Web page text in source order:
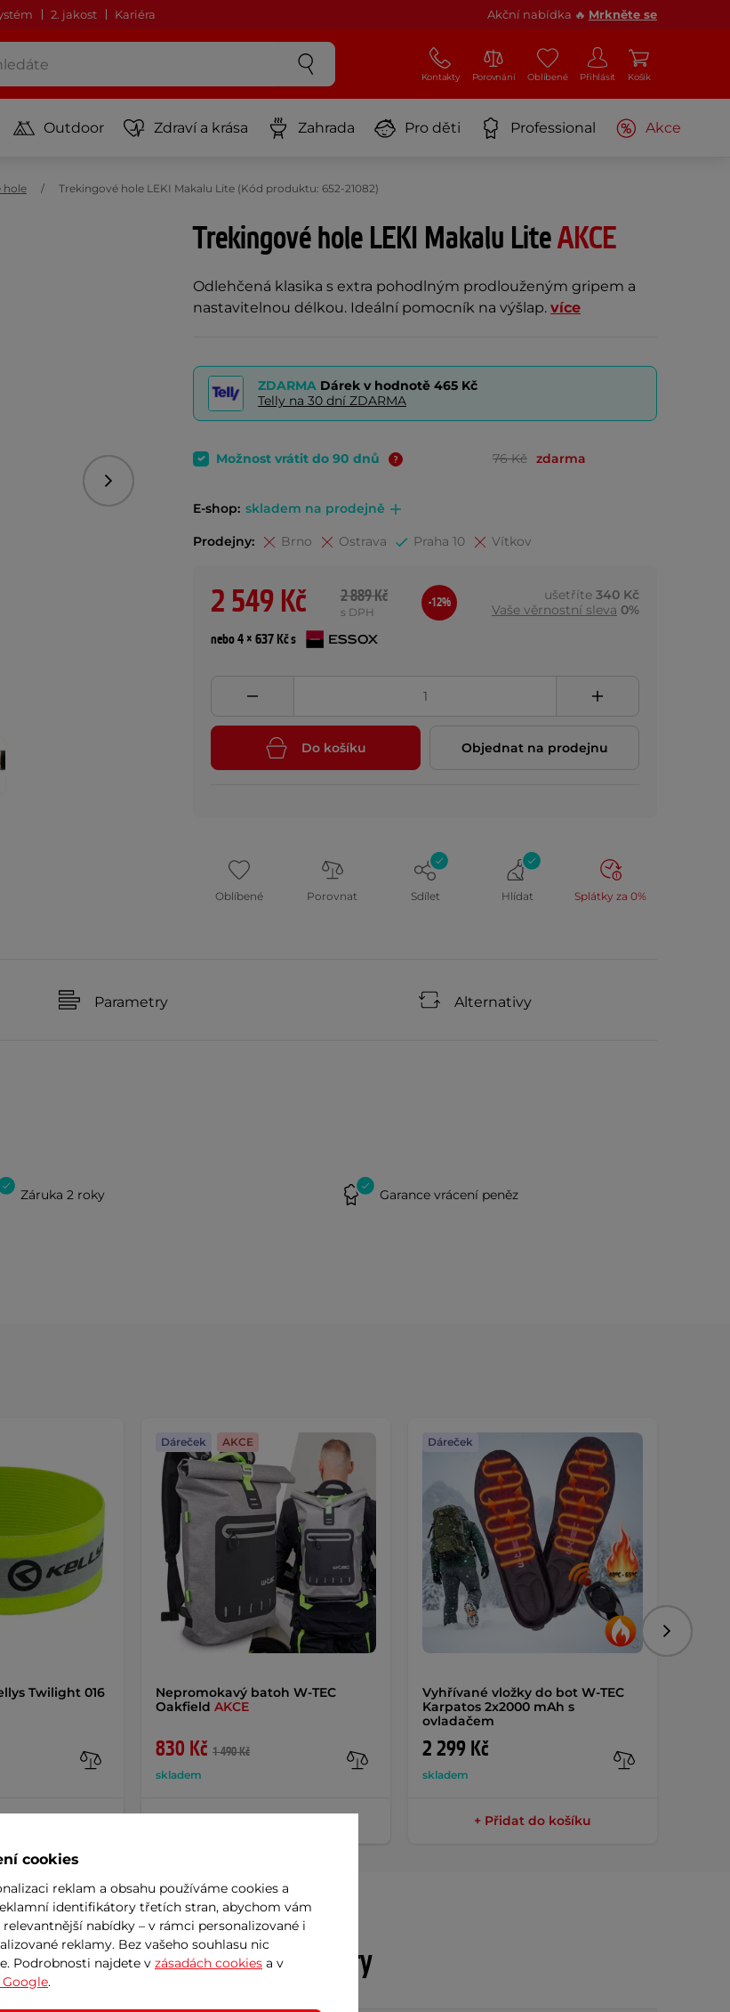
2. jakost Kariéra Akční nabídka 🔥 Mrkněte se
Kontakty Porovnání Oblíbené Přihlásit Košík
Outdoor Zdraví a krása Zahrada Pro děti Professional Akce
hole Trekingové hole LEKI Makalu Lite (Kód produktu: 652-21082)
Trekingové hole LEKI Makalu LiteAKCE
Odlehčená klasika s extra pohodlným prodlouženým gripem a
nastavitelnou délkou. Ideální pomocník na výšlap. více
Následující
ZDARMA Dárek v hodnotě 465 Kč
Telly na 30 dní ZDARMA
Možnost vrátit do 90 dnů 76 Kč zdarma
E-shop: skladem na prodejně
Prodejny: Brno Ostrava Praha 10 Vítkov
2 549 Kč 2 889 Kč
s DPH
-12% ušetříte 340 Kč
Vaše věrnostní sleva 0%
nebo 4 × 637 Kč s
Do košíku Objednat na prodejnu
Oblíbené Porovnat Sdílet Hlídat Splátky za 0%
Parametry Alternativy
Záruka 2 roky Garance vrácení peněz
Twilight 016
Nepromokavý batoh W-TEC
Oakfield AKCE
830 Kč 1 490 Kč
skladem
Dáreček AKCE
Vyhřívané vložky do bot W-TEC
Karpatos 2x2000 mAh s
ovladačem
2 299 Kč
skladem
Dáreček
+ Přidat do košíku
Parametry
cookies
reklam a obsahu používáme cookies a
identifikátory třetích stran, abychom vám
relevantnější nabídky – v rámci personalizované i
reklamy. Bez vašeho souhlasu nic
Podrobnosti najdete v zásadách cookies a v
Google.